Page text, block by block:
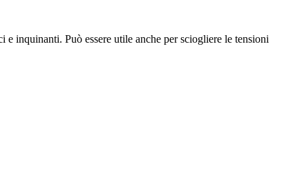
inquinanti. Può essere utile anche per sciogliere le tensioni